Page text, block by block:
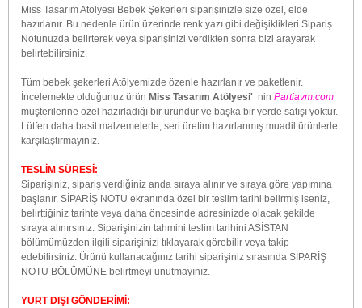
Miss Tasarım Atölyesi Bebek Şekerleri siparişinizle size özel, elde
hazırlanır. Bu nedenle ürün üzerinde renk yazı gibi değişiklikleri Sipariş
Notunuzda belirterek veya siparişinizi verdikten sonra bizi arayarak
belirtebilirsiniz.
Tüm bebek şekerleri Atölyemizde özenle hazırlanır ve paketlenir.
İncelemekte olduğunuz ürün Miss Tasarım Atölyesi' nin Partiavm.com
müşterilerine özel hazırladığı bir üründür ve başka bir yerde satışı yoktur.
Lütfen daha basit malzemelerle, seri üretim hazırlanmış muadil ürünlerle
karşılaştırmayınız.
TESLİM SÜRESİ:
Siparişiniz, sipariş verdiğiniz anda sıraya alınır ve sıraya göre yapımına
başlanır. SİPARİŞ NOTU ekranında özel bir teslim tarihi belirmiş iseniz,
belirttiğiniz tarihte veya daha öncesinde adresinizde olacak şekilde
sıraya alınırsınız. Siparişinizin tahmini teslim tarihini ASİSTAN
bölümümüzden ilgili siparişinizi tıklayarak görebilir veya takip
edebilirsiniz. Ürünü kullanacağınız tarihi siparişiniz sırasında SİPARİŞ
NOTU BÖLÜMÜNE belirtmeyi unutmayınız.
YURT DIŞI GÖNDERİMİ: